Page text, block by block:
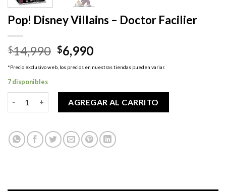
Pop! Disney Villains – Doctor Facilier
$14,990 El
precio
original
$14,990.
$6,990El
precio
$6,990.
*Precio exclusivo web, los precios en nuestras tiendas pueden variar.
7 disponibles
AGREGAR AL CARRITO